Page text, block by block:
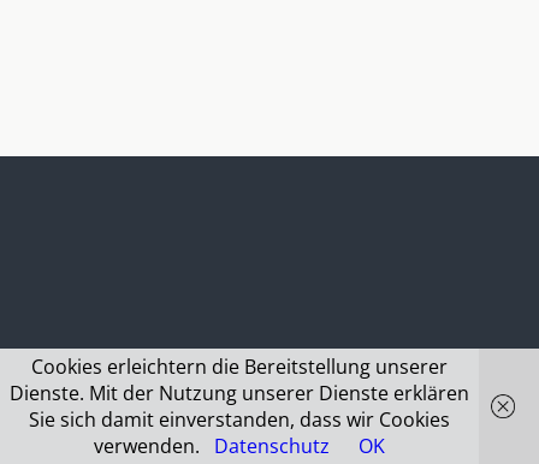
Cookies erleichtern die Bereitstellung unserer
Dienste. Mit der Nutzung unserer Dienste erklären
Sie sich damit einverstanden, dass wir Cookies
verwenden.
Datenschutz OK